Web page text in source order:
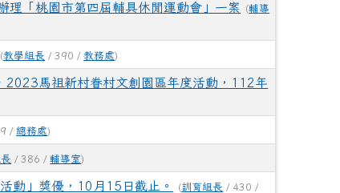
理「桃園市第四屆輔具休閒運動會」一案 (輔導
(教學組長 / 390 /教務處)
2023馬祖新村眷村文創園區年度活動，112年
/總務處)
/ 386 /輔導室)
動」獎優，10月15日截止。 (訓育組長 / 430 /